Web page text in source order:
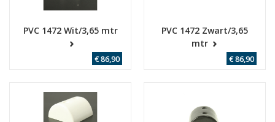
€ 86,90
PVC 1472 Wit/3,65 mtr
€ 86,90
PVC 1472 Zwart/3,65
mtr